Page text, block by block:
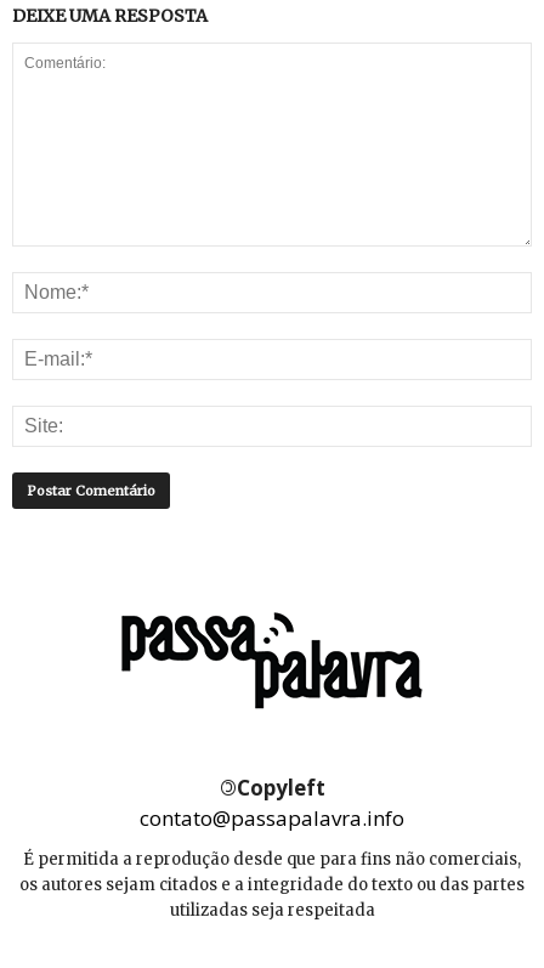
DEIXE UMA RESPOSTA
©Copyleft
contato@passapalavra.info
É permitida a reprodução desde que para fins não comerciais,
os autores sejam citados e a integridade do texto ou das partes
utilizadas seja respeitada